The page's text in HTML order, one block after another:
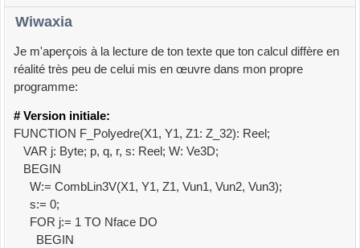
Wiwaxia
Je m'aperçois à la lecture de ton texte que ton calcul diffère en
réalité très peu de celui mis en œuvre dans mon propre
programme:
# Version initiale:
FUNCTION F_Polyedre(X1, Y1, Z1: Z_32): Reel;
VAR j: Byte; p, q, r, s: Reel; W: Ve3D;
BEGIN
W:= CombLin3V(X1, Y1, Z1, Vun1, Vun2, Vun3);
s:= 0;
FOR j:= 1 TO Nface DO
BEGIN